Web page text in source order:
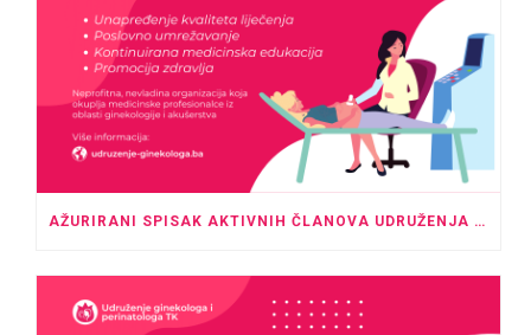
AŽURIRANI SPISAK AKTIVNIH ČLANOVA UDRUŽENJA GINEKOLOGA I PERINATOLOGA TK – MAJ 2026.